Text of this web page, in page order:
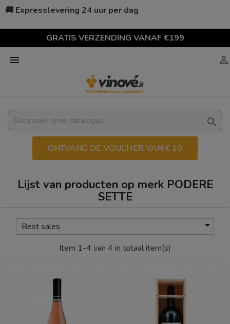
🚚 Expresslevering 24 uur per dag
GRATIS VERZENDING VANAF €199
 

ONTVANG DE VOUCHER VAN € 10
Lijst van producten op merk PODERE
SETTE
Best sales 
Item 1-4 van 4 in totaal item(s)